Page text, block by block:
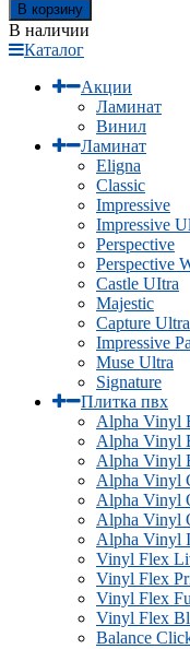
В корзину
В наличии
Каталог
Акции
Ламинат
Винил
Ламинат
Eligna
Classic
Impressive
Impressive
Perspective
Perspective
Castle UItra
Majestic
Capture Ultra
Impressive
Muse Ultra
Signature
Плитка пвх
Alpha Vinyl
Alpha Vinyl
Alpha Vinyl
Alpha Vinyl
Alpha Vinyl
Alpha Vinyl
Alpha Vinyl
Vinyl Flex
Vinyl Flex
Vinyl Flex
Vinyl Flex
Balance